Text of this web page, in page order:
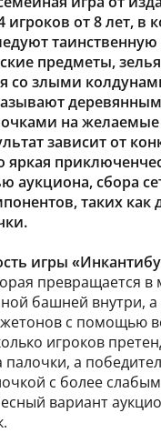
игроков от 8 лет, в
предметы,
со злыми
на
зависит от
яркая
аукциона, сбора
таких как
игры
превращается в
башней внутри, а
с помощью
игроков
а
с более
вариант